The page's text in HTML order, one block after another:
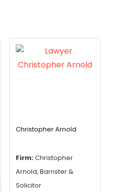
Christopher Arnold
Firm: Christopher
Arnold, Barrister &
Solicitor